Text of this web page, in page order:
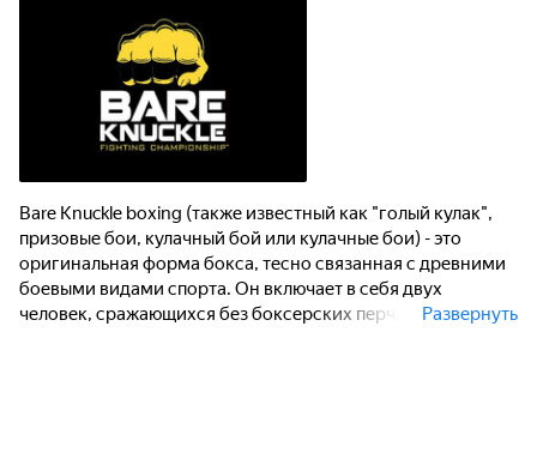
Bare Knuckle boxing (также известный как "голый кулак",
призовые бои, кулачный бой или кулачные бои) - это
оригинальная форма бокса, тесно связанная с древними
боевыми видами спорта. Он включает в себя двух
человек, сражающихся без боксерских перчаток илиРазвернуть